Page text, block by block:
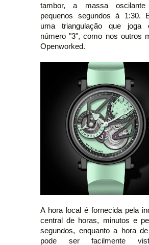
tambor, a massa
pequenos segundos à 1:30.
uma triangulação que joga
número "3", como nos outros
Openworked.
A hora local é fornecida pela
central de horas, minutos e
segundos, enquanto a hora
pode ser facilmente